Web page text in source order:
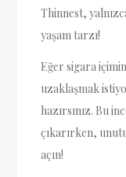
Thinnest,
yaşam tarzı!
Eğer sigara
uzaklaşmak
hazırsınız. Bu
çıkarırken,
açın!